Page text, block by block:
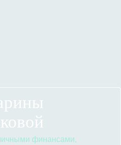
финансами,